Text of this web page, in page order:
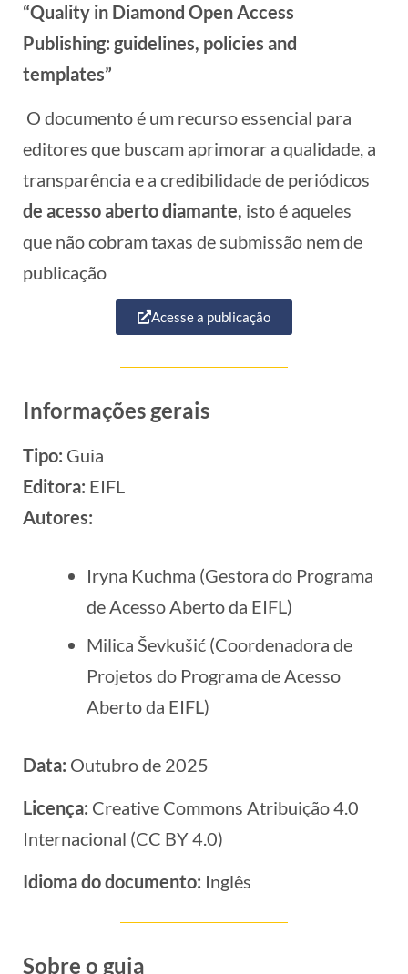
“Quality in Diamond Open Access
Publishing: guidelines, policies and
templates”
O documento é um recurso essencial para
editores que buscam aprimorar a qualidade, a
transparência e a credibilidade de periódicos
de acesso aberto diamante, isto é aqueles
que não cobram taxas de submissão nem de
publicação
Acesse a publicação
Informações gerais
Tipo: Guia
Editora: EIFL
Autores:
Iryna Kuchma (Gestora do Programa
de Acesso Aberto da EIFL)
Milica Ševkušić (Coordenadora de
Projetos do Programa de Acesso
Aberto da EIFL)
Data: Outubro de 2025
Licença: Creative Commons Atribuição 4.0
Internacional (CC BY 4.0)
Idioma do documento: Inglês
Sobre o guia